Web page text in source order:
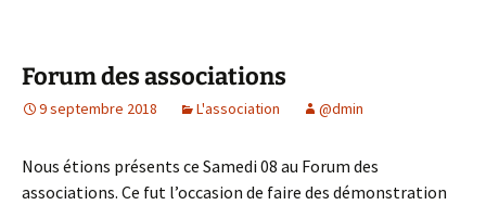
Forum des associations
9 septembre 2018 L'association @dmin
Nous étions présents ce Samedi 08 au Forum des
associations. Ce fut l’occasion de faire des démonstration